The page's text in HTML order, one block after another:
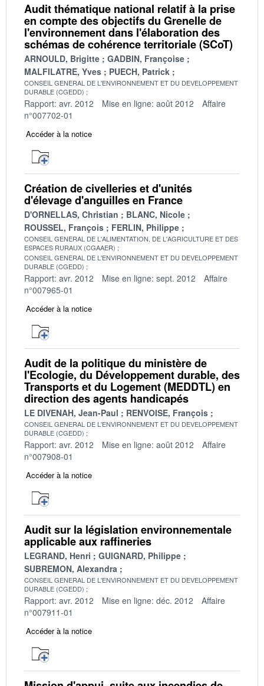
Audit thématique national relatif à la prise
en compte des objectifs du Grenelle de
l'environnement dans l'élaboration des
schémas de cohérence territoriale (SCoT)
ARNOULD, Brigitte
GADBIN, Françoise
MALFILATRE, Yves
PUECH, Patrick
CONSEIL GENERAL DE L'ENVIRONNEMENT ET DU DEVELOPPEMENT
DURABLE (CGEDD)
Rapport: avr. 2012 Mise en ligne: août 2012
Affaire
n°007702-01
Accéder à la notice
Création de civelleries et d'unités
d'élevage d'anguilles en France
D'ORNELLAS, Christian
BLANC, Nicole
ROUSSEL, François
FERLIN, Philippe
CONSEIL GENERAL DE L'ALIMENTATION, DE L'AGRICULTURE ET DES
ESPACES RURAUX (CGAAER)
CONSEIL GENERAL DE L'ENVIRONNEMENT ET DU DEVELOPPEMENT
DURABLE (CGEDD)
Rapport: avr. 2012 Mise en ligne: sept. 2012
Affaire
n°007965-01
Accéder à la notice
Audit de la politique du ministère de
l'Ecologie, du Développement durable, des
Transports et du Logement (MEDDTL) en
direction des agents handicapés
LE DIVENAH, Jean-Paul RENVOISE, François
CONSEIL GENERAL DE L'ENVIRONNEMENT ET DU DEVELOPPEMENT
DURABLE (CGEDD)
Rapport: avr. 2012 Mise en ligne: août 2012
Affaire
n°007908-01
Accéder à la notice
Audit sur la législation environnementale
applicable aux raffineries
LEGRAND, Henri
GUIGNARD, Philippe
SUBREMON, Alexandra
CONSEIL GENERAL DE L'ENVIRONNEMENT ET DU DEVELOPPEMENT
DURABLE (CGEDD)
Rapport: avr. 2012 Mise en ligne: déc. 2012
Affaire
n°007911-01
Accéder à la notice